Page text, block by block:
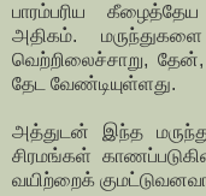
பாரம்பரிய
அதிகம்.
வெற்றிலைச்சாறு,
தேட வேண்டியுள்ளது.
அத்துடன் இந்த
சிரமங்கள்
வயிற்றைக்